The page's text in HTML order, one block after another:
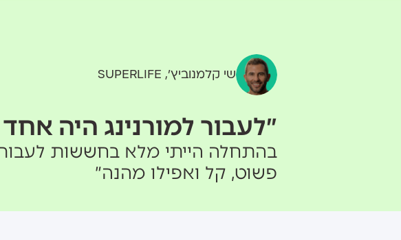
שי קלמנוביץ׳, SUPERLIFE
״לעבור למורנינג היה
בהתחלה הייתי מלא בחששות
פשוט, קל ואפילו מהנה״